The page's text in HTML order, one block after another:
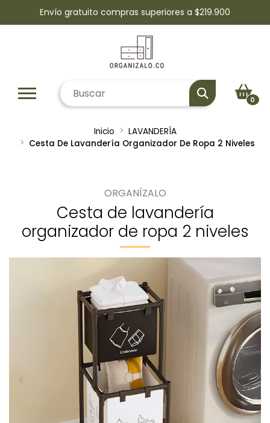
Envío gratuito compras superiores a $219.900
0
Inicio
LAVANDERÍA
Cesta De Lavandería Organizador De Ropa 2 Niveles
ORGANÍZALO
Cesta de lavandería
organizador de ropa 2 niveles